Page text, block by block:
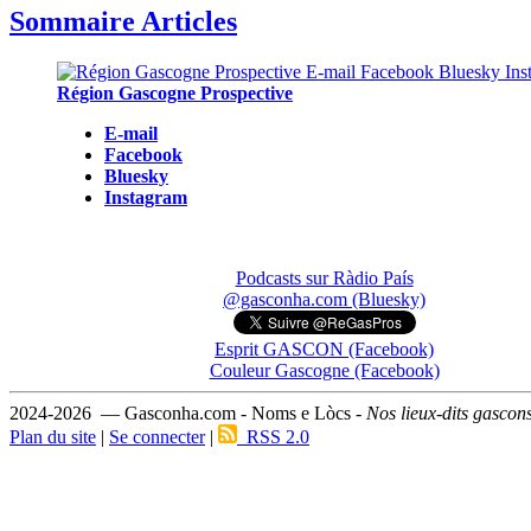
Sommaire Articles
Région Gascogne Prospective
E-mail
Facebook
Bluesky
Instagram
Podcasts sur Ràdio País
@gasconha.com (Bluesky)
Esprit GASCON (Facebook)
Couleur Gascogne (Facebook)
2024-2026 — Gasconha.com - Noms e Lòcs - Nos lieux-dits
Plan du site | Se connecter| RSS 2.0